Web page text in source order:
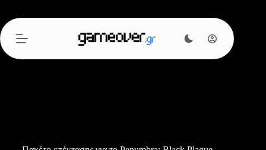
περιεχόμενο